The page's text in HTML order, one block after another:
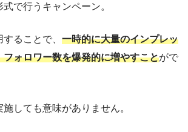
で行うキャンペーン。
ることで、 一時的に大量のインプレッ
フォロワー数を爆発的に増やすことがで
しても意味がありません。